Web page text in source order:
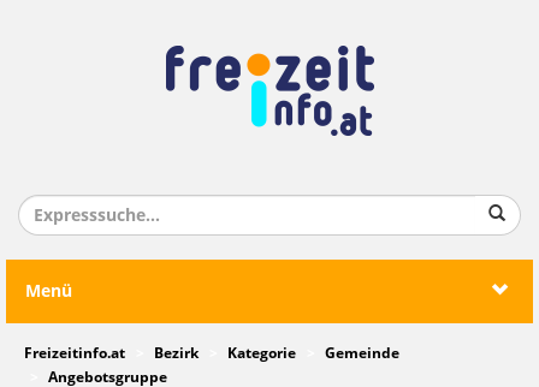
Menü
Freizeitinfo.at Bezirk Kategorie
Gemeinde
Angebotsgruppe